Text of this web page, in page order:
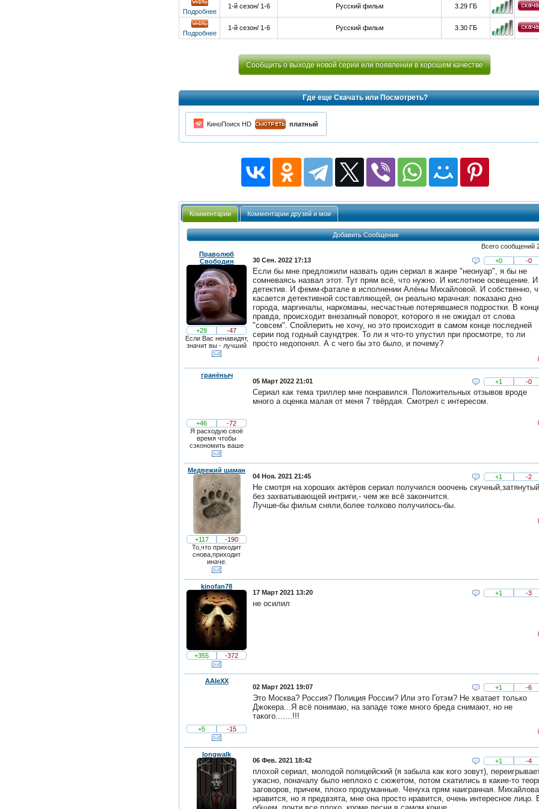
Подробнее
1-й сезон/ 1-6 Русский фильм 3.29 ГБ
Подробнее
1-й сезон/ 1-6 Русский фильм 3.30 ГБ
Сообщить о выходе новой серии или появлении в хорошем качестве
Где еще Скачать или Посмотреть?
КиноПоиск HD платный
Комментарии Комментарии друзей и мои
Добавить Сообщение
Всего сообщений
Праволюб
Свободин
+29
-47
Если Вас ненавидят,
значит вы - лучший
30 Сен. 2022 17:13 +0 -0
Если бы мне предложили назвать один сериал в жанре "неонуар", я бы не
сомневаясь назвал этот. Тут прям всё, что нужно. И кислотное освещение. И
детектив. И фемм-фатале в исполнении Алёны Михайловой. И собственно,
касается детективной составляющей, он реально мрачная: показано дно
города, маргиналы, наркоманы, несчастные потерявшиеся подростки. В
правда, происходит внезапный поворот, которого я не ожидал от слова
"совсем". Спойлерить не хочу, но это происходит в самом конце последней
серии под годный саундтрек. То ли я что-то упустил при просмотре, то ли
просто недопонял. А с чего бы это было, и почему?
гранёныч
+46
-72
Я расходую своё
время чтобы
сэкономить ваше
05 Март 2022 21:01 +1 -0
Сериал как тема триллер мне понравился. Положительных отзывов вроде
много а оценка малая от меня 7 твёрдая. Смотрел с интересом.
Медвежий шаман
+117
-190
То,что приходит
снова,приходит
иначе.
04 Ноя. 2021 21:45 +1 -2
Не смотря на хороших актёров сериал получился ооочень
без захватывающей интриги,- чем же всё закончится.
Лучше-бы фильм сняли,более толково получилось-бы.
kinofan78
+355 -372
17 Март 2021 13:20 +1 -3
не осилил
AAleXX
+5 -15
02 Март 2021 19:07 +1 -6
Это Москва? Россия? Полиция России? Или это Готэм? Не хватает только
Джокера...Я всё понимаю, на западе тоже много бреда снимают, но не
такого.......!!!
longwalk
06 Фев. 2021 18:42 +1 -4
плохой сериал, молодой полицейский (я забыла как кого зовут),
ужасно, поначалу было неплохо с сюжетом, потом скатились в какие-то
заговоров, причем, плохо продуманные. Ченуха прям наигранная. Михайлова
нравится, но я предвзята, мне она просто нравится, очень интересное лицо.